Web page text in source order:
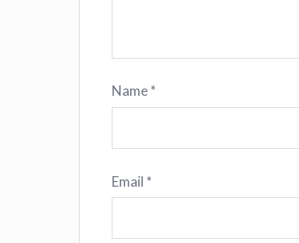
Name*
Email *